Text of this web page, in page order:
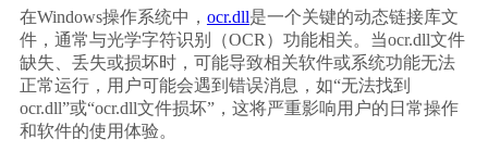
在Windows操作系统中， ocr.dll是一个关键的动态链接库文
件，通常与光学字符识别（OCR）功能相关。当ocr.dll文件
缺失、丢失或损坏时，可能导致相关软件或系统功能无法
正常运行，用户可能会遇到错误消息，如“无法找到
ocr.dll”或“ocr.dll文件损坏”，这将严重影响用户的日常操作
和软件的使用体验。